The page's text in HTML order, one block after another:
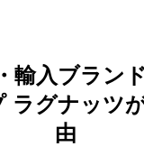
輸入ブラン
グナッツ
由